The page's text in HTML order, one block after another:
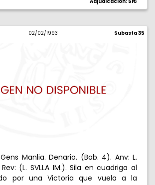
02/02/1993 Subasta 35
Manlia. Denario. (Bab. 4). Anv: L.
Rev: (L. SVLLA IM.). Sila en cuadriga al
por una Victoria que vuela a la